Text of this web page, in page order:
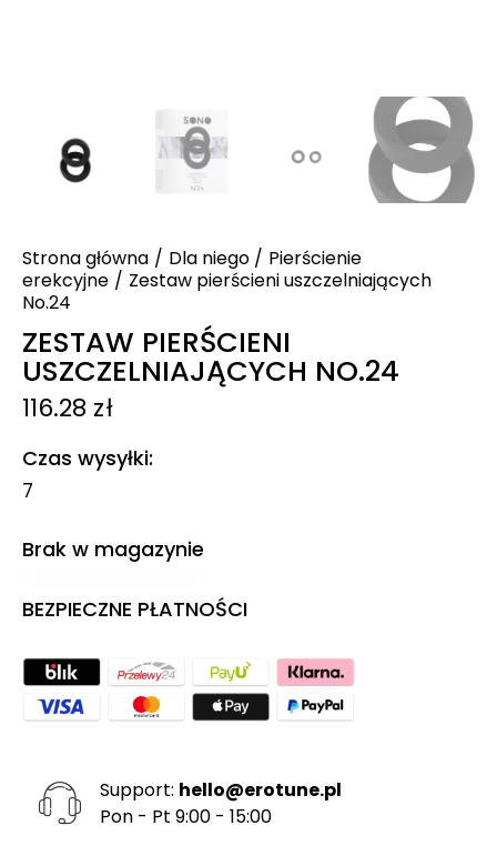
Strona główna Dla niego
Pierścienie
erekcyjne
Zestaw pierścieni uszczelniających
No.24
ZESTAW PIERŚCIENI
USZCZELNIAJĄCYCH NO.24
116.28 zł
Czas wysyłki
7
Brak w magazynie
BEZPIECZNE PŁATNOŚCI
Support: hello@erotune.pl
Pon - Pt 9:00 - 15:00